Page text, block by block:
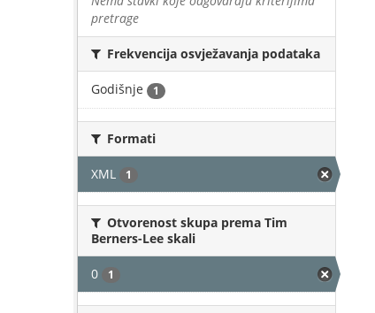
pretrage
Frekvencija osvježavanja podataka
Godišnje 1
Formati
XML 1
Otvorenost skupa prema Tim
Berners-Lee skali
0 1